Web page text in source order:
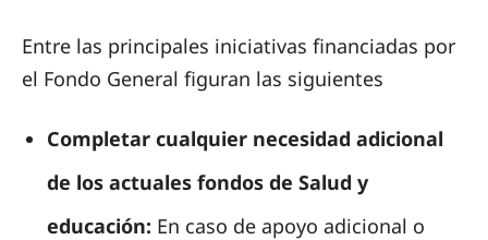
Entre las principales iniciativas financiadas por
el Fondo General figuran las siguientes
Completar cualquier necesidad adicional
de los actuales fondos de Salud y
educación: En caso de apoyo adicional o